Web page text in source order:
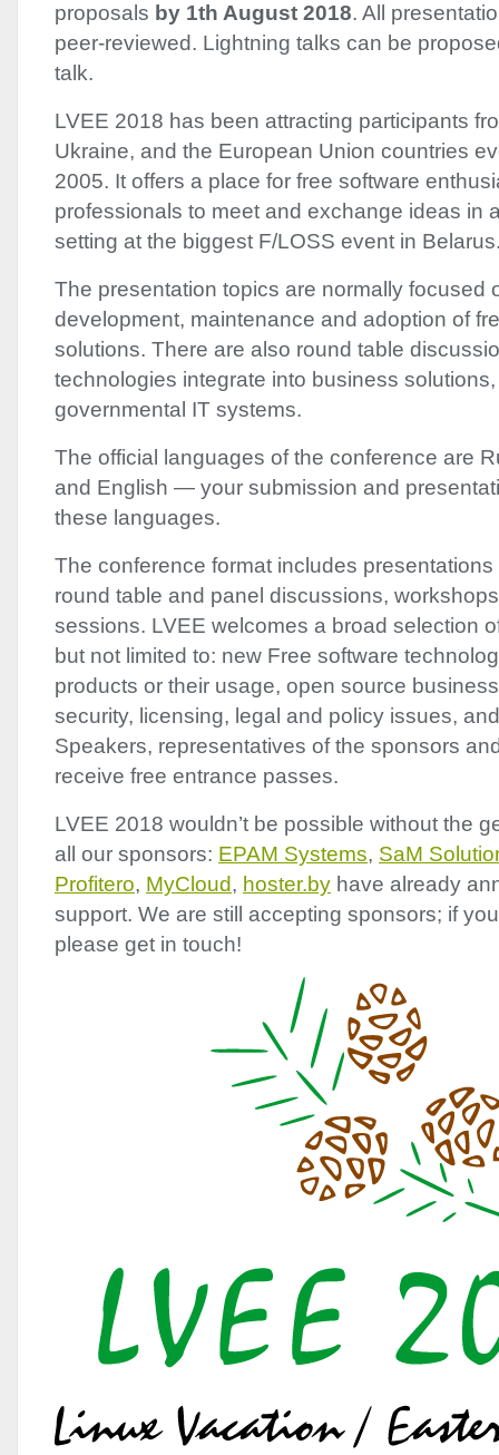
proposals by 1th August 2018. All
peer-reviewed. Lightning talks can be
talk.
LVEE 2018 has been attracting participants
Ukraine, and the European Union countries
2005. It offers a place for free software
professionals to meet and exchange ideas in
setting at the biggest F/LOSS event in
The presentation topics are normally focused
development, maintenance and adoption of
solutions. There are also round table
technologies integrate into business
governmental IT systems.
The official languages of the conference are
and English — your submission and
these languages.
The conference format includes
round table and panel discussions,
sessions. LVEE welcomes a broad selection
but not limited to: new Free software
products or their usage, open source
security, licensing, legal and policy issues,
Speakers, representatives of the sponsors
receive free entrance passes.
LVEE 2018 wouldn’t be possible without the
all our sponsors: EPAM Systems, SaM
Profitero, MyCloud, hoster.by have already
support. We are still accepting sponsors; if
please get in touch!